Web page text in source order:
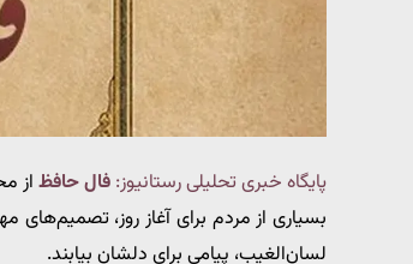
پایگاه خبری تحلیلی رستانیوز: فال حافظ از
بسیاری از مردم برای آغاز روز،
لسان‌الغیب، پیامی برای دلشان بیابند.